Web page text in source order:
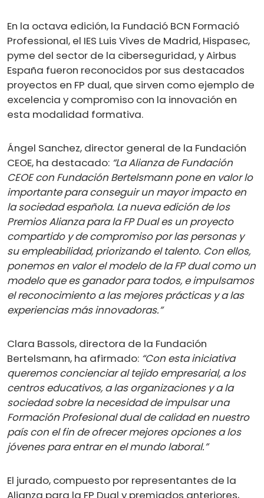
En la octava edición, la Fundació BCN Formació
Professional, el IES Luis Vives de Madrid, Hispasec,
pyme del sector de la ciberseguridad, y Airbus
España fueron reconocidos por sus destacados
proyectos en FP dual, que sirven como ejemplo de
excelencia y compromiso con la innovación en
esta modalidad formativa.
Ángel Sanchez, director general de la Fundación
CEOE, ha destacado: “La Alianza de Fundación
CEOE con Fundación Bertelsmann pone en valor lo
importante para conseguir un mayor impacto en
la sociedad española. La nueva edición de los
Premios Alianza para la FP Dual es un proyecto
compartido y de compromiso por las personas y
su empleabilidad, priorizando el talento. Con ellos,
ponemos en valor el modelo de la FP dual como un
modelo que es ganador para todos, e impulsamos
el reconocimiento a las mejores prácticas y a las
experiencias más innovadoras.”
Clara Bassols, directora de la Fundación
Bertelsmann, ha afirmado: “Con esta iniciativa
queremos concienciar al tejido empresarial, a los
centros educativos, a las organizaciones y a la
sociedad sobre la necesidad de impulsar una
Formación Profesional dual de calidad en nuestro
país con el fin de ofrecer mejores opciones a los
jóvenes para entrar en el mundo laboral.”
El jurado, compuesto por representantes de la
Alianza para la FP Dual y premiados anteriores,